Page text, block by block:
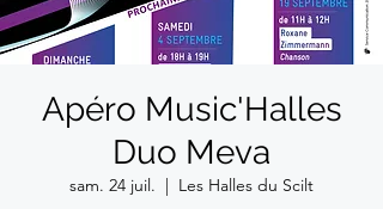
Apéro Music'Halles
Duo Meva
sam. 24 juil.
  |
Les Halles du Scilt